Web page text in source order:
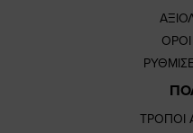
ΤΡΟΠΟΙ